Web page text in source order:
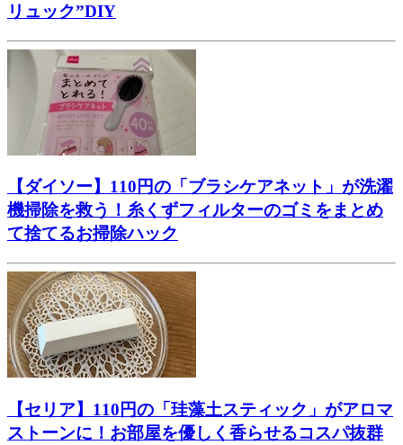
リュック”DIY
【ダイソー】110円の「ブラシケアネット」が洗濯
機掃除を救う！糸くずフィルターのゴミをまとめ
て捨てるお掃除ハック
【セリア】110円の「珪藻土スティック」がアロマ
ストーンに！お部屋を優しく香らせるコスパ抜群